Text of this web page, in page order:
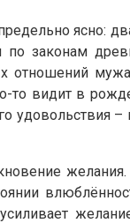
ясно:
законам
отношений
то видит в
удовольствия